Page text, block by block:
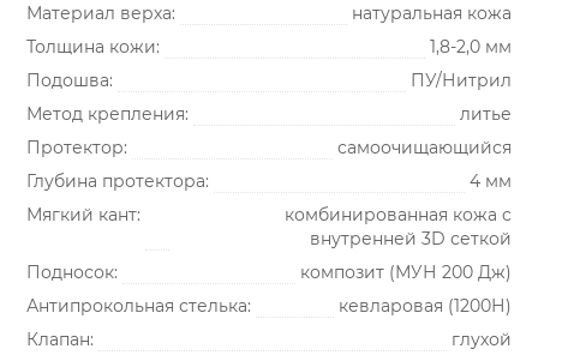
Щ20, Тп300
Материал верха:
натуральная кожа
Толщина кожи:
1,8-2,0 мм
Подошва:
ПУ/Нитрил
Метод крепления:
литье
Протектор:
самоочищающийся
Глубина протектора:
4 мм
Мягкий кант:
комбинированная кожа с
внутренней 3D сеткой
Подносок:
композит (МУН 200 Дж)
Антипрокольная стелька:
кевларовая (1200Н)
Клапан:
глухой